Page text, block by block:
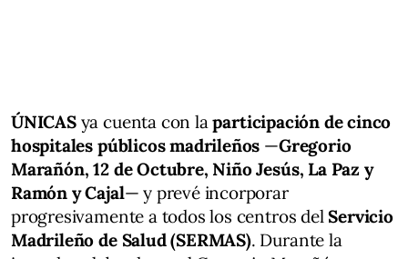
ÚNICASya cuenta con laparticipación de cinco
hospitales públicos madrileños —Gregorio
Marañón, 12 de Octubre, Niño Jesús, La Paz y
Ramón y Cajal— y prevé incorporar
progresivamente a todos los centros del Servicio
Madrileño de Salud (SERMAS). Durante la